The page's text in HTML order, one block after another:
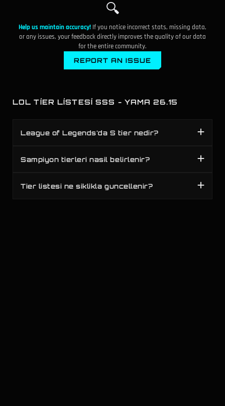
🔍
Help us maintain accuracy! If you notice incorrect stats, missing data,
or any issues, your feedback directly improves the quality of our data
for the entire community.
REPORT AN ISSUE
LOL TIER LISTESI SSS - YAMA 26.15
League of Legends'da S tier nedir?
Sampiyon tierleri nasil belirlenir?
Tier listesi ne siklikla guncellenir?